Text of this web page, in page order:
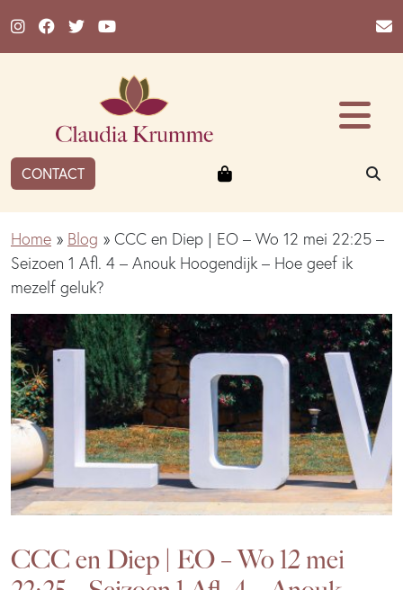
CONTACT Winkelmandje
Home » Blog » CCC en Diep | EO – Wo 12 mei 22:25 –
Seizoen 1 Afl. 4 – Anouk Hoogendijk – Hoe geef ik
mezelf geluk?
CCC en Diep | EO – Wo 12 mei